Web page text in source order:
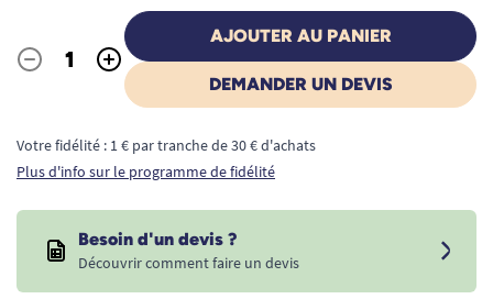
Quantité
- +
AJOUTER AU PANIER
DEMANDER UN DEVIS
Votre fidélité : 1 € par tranche de 30 € d'achats
Plus d'info sur le programme de fidélité
Besoin d'un devis ?
Découvrir comment faire un devis